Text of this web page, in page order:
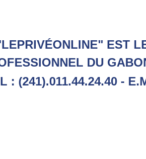
EST
DU
: (241).011.44.24.40 -